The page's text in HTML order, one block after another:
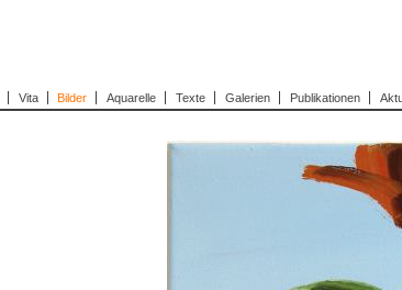
Vita Bilder Aquarelle Texte Galerien Publikationen